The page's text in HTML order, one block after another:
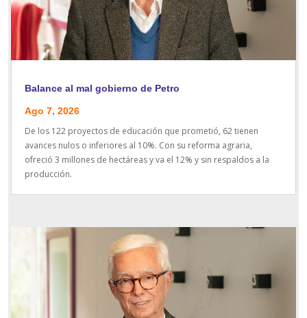
Balance al mal gobierno de Petro
Ago 7, 2026
De los 122 proyectos de educación que prometió, 62 tienen
avances nulos o inferiores al 10%. Con su reforma agraria,
ofreció 3 millones de hectáreas y va el 12% y sin respaldos a la
producción.